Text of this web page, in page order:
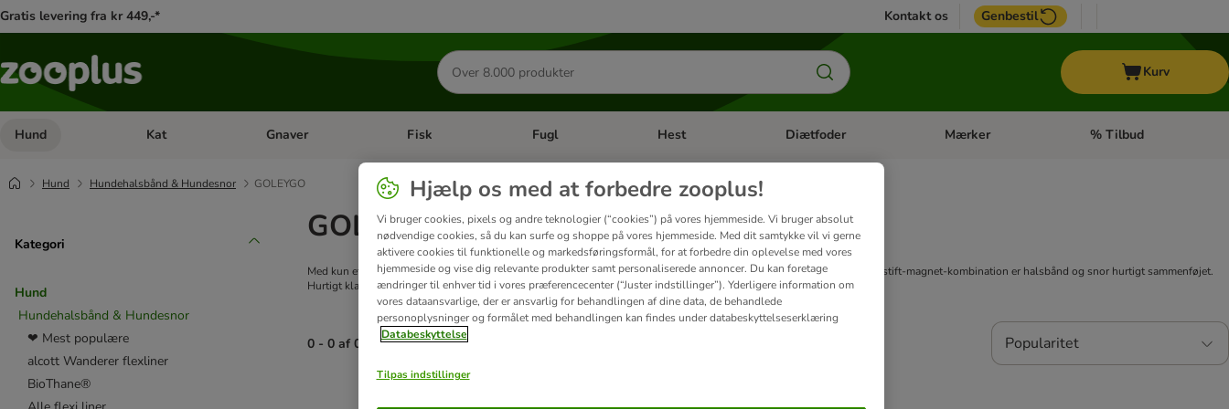
Gratis levering fra kr 449,-* Kontakt os Genbestil
Søg
efter
produkter
Kurv
Hund Åben kategori menu: Hund
Kat Åben kategori menu: Kat
Gnaver Åben kategori menu: Gnaver
Fisk Åben kategori menu: Fisk
Fugl Åben kategori menu: Fugl
Hest Åben kategori menu: Hest
Diætfoder Åben kategori menu: Diætfoder
Mærker Åben kategori menu:
% Tilbud
Hund Hundehalsbånd & Hundesnor GOLEYGO
Kategori
Hund
Hundehalsbånd & Hundesnor
❤ Mest populære
alcott Wanderer flexliner
BioThane®
GOLEYGO hundehalsbånd- og snore
Med kun et klik har du givet hunden sin snor på: GOLEYGO 2.0-lukkesystem gør det muligt! Med den innovative kuglestift-magnet-kombination er halsbånd og snor hurtigt sammenføjet.
Hurtigt klar til gåturen: helt uden karabiner!
0 - 0 af 0 resultater Popularitet
Hjælp os med at forbedre zooplus!
Vi bruger cookies, pixels og andre teknologier (“cookies”) på vores hjemmeside. Vi bruger absolut
nødvendige cookies, så du kan surfe og shoppe på vores hjemmeside. Med dit samtykke vil vi gerne
aktivere cookies til funktionelle og markedsføringsformål, for at forbedre din oplevelse med vores
hjemmeside og vise dig relevante produkter samt personaliserede annoncer. Du kan foretage
ændringer til enhver tid i vores præferencecenter (“Juster indstillinger”). Yderligere information om
vores dataansvarlige, der er ansvarlig for behandlingen af ​​dine data, de behandlede
personoplysninger og formålet med behandlingen kan findes under databeskyttelseserklæring
Databeskyttelse
Tilpas indstillinger